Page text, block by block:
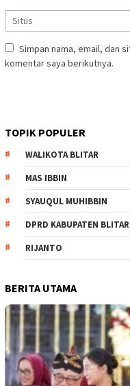
Simpan nama, email, dan
komentar saya berikutnya.
TOPIK POPULER
WALIKOTA BLITAR
MAS IBBIN
SYAUQUL MUHIBBIN
DPRD KABUPATEN BLITAR
RIJANTO
BERITA UTAMA